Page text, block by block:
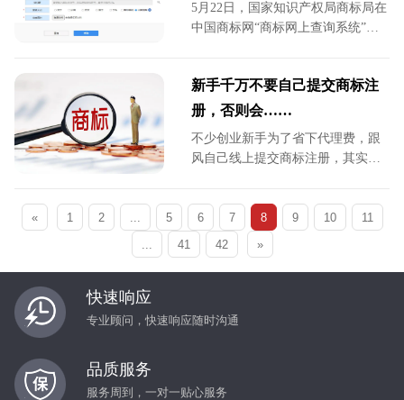
权。律师在此总结了8大核心理由助
力驳回复审成功：
5月22日，国家知识产权局商标局在
中国商标网“商标网上查询系统”正
进行图形商标近似性比对查询。
新手千万不要自己提交商标注
册，否则会……
不少创业新手为了省下代理费，跟
风自己线上提交商标注册，其实，
会白花钱又白忙活。商标注册申请
流程仅仅是最基础的第一步，真正
决定商标能否成功下证的核心工
« 1 2 ... 5 6 7 8 9 10
11
...
41 42 »
快速响应
专业顾问，快速响应随时沟通
品质服务
服务周到，一对一贴心服务